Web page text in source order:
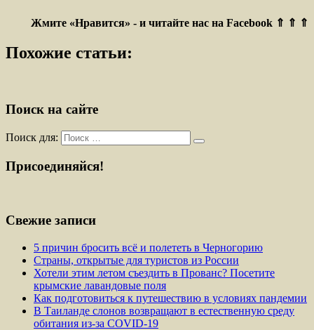
Жмите «Нравится» - и читайте нас на Facebook ⇑ ⇑ ⇑
Похожие статьи:
Поиск на сайте
Поиск для:
Присоединяйся!
Свежие записи
5 причин бросить всё и полететь в Черногорию
Страны, открытые для туристов из России
Хотели этим летом съездить в Прованс? Посетите
крымские лавандовые поля
Как подготовиться к путешествию в условиях пандемии
В Таиланде слонов возвращают в естественную среду
обитания из-за COVID-19